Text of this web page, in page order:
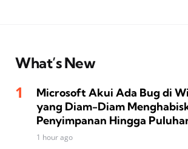
What’s New
Microsoft Akui Ada Bug di
yang Diam-Diam
Penyimpanan Hingga
1 hour ago